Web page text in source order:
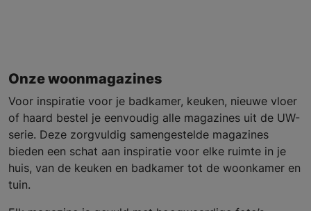
Onze woonmagazines
Voor inspiratie voor je badkamer, keuken, nieuwe vloer
of haard bestel je eenvoudig alle magazines uit de UW-
serie. Deze zorgvuldig samengestelde magazines
bieden een schat aan inspiratie voor elke ruimte in je
huis, van de keuken en badkamer tot de woonkamer en
tuin.